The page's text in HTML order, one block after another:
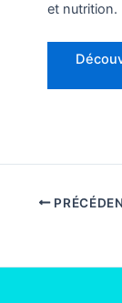
et nutrition.